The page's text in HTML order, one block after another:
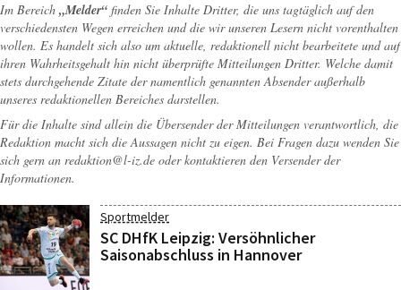
Im Bereich „Melder“ finden Sie Inhalte Dritter, die uns tagtäglich auf den
verschiedensten Wegen erreichen und die wir unseren Lesern nicht vorenthalten
wollen. Es handelt sich also um aktuelle, redaktionell nicht bearbeitete und auf
ihren Wahrheitsgehalt hin nicht überprüfte Mitteilungen Dritter. Welche damit
stets durchgehende Zitate der namentlich genannten Absender außerhalb
unseres redaktionellen Bereiches darstellen.
Für die Inhalte sind allein die Übersender der Mitteilungen verantwortlich, die
Redaktion macht sich die Aussagen nicht zu eigen. Bei Fragen dazu wenden Sie
sich gern an redaktion@l-iz.de oder kontaktieren den Versender der
Informationen.
Sportmelder
SC DHfK Leipzig: Versöhnlicher
Saisonabschluss in Hannover